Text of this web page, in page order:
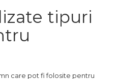
tipuri
care pot fi folosite pentru